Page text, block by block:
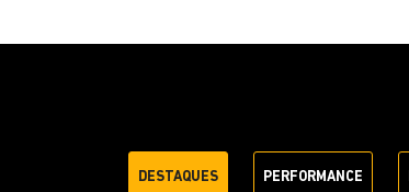
DESTAQUES PERFORMANCE